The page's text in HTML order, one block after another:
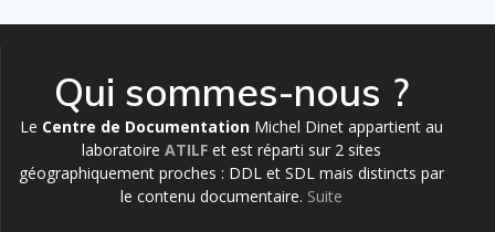
Qui sommes-nous ?
Le Centre de Documentation Michel Dinet appartient au
laboratoire ATILF et est réparti sur 2 sites
géographiquement proches : DDL et SDL mais distincts par
le contenu documentaire. Suite